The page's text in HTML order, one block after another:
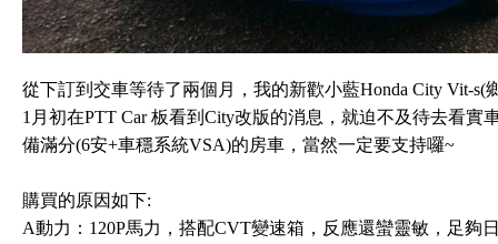
從下訂到交車等待了兩個月，我的新歡小藍Honda City Vit-
1月初在PTT Car 板看到City改版的消息，就迫不及待去看實
備滿分(6安+車穩系統VSA)的房車，當然一定要支持囉~
購買的原因如下:
A動力：120P馬力，搭配CVT變速箱，反應還蠻靈敏，足夠